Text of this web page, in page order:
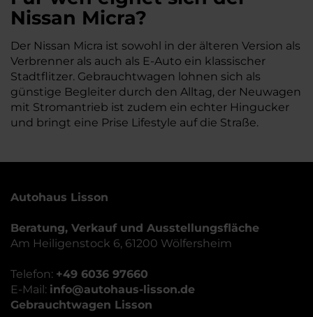
Nissan Micra?
Der Nissan Micra ist sowohl in der älteren Version als
Verbrenner als auch als E-Auto ein klassischer
Stadtflitzer. Gebrauchtwagen lohnen sich als
günstige Begleiter durch den Alltag, der Neuwagen
mit Stromantrieb ist zudem ein echter Hingucker
und bringt eine Prise Lifestyle auf die Straße.
Autohaus Lisson
Beratung, Verkauf und Ausstellungsfläche
Am Heiligenstock 6, 61200 Wölfersheim
Telefon: +49 6036 97660
E-Mail: info@autohaus-lisson.de
Gebrauchtwagen Lisson